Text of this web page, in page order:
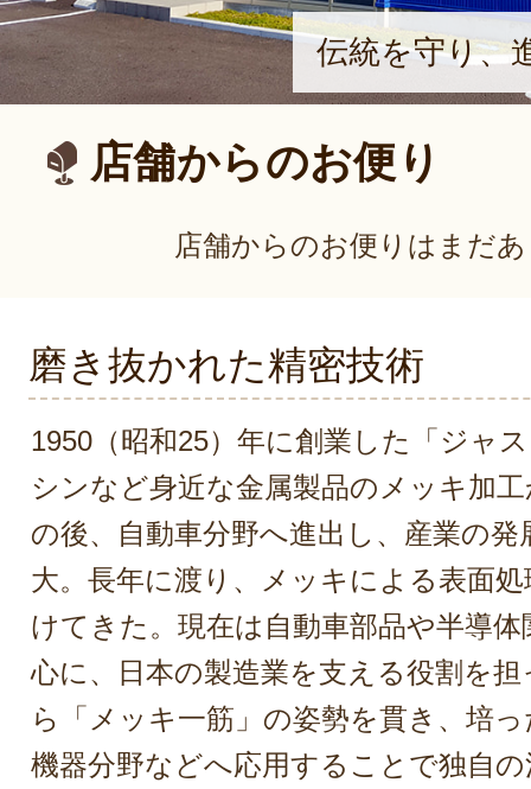
伝統を守り、
店舗からのお便り
店舗からのお便りはまだ
磨き抜かれた精密技術
1950（昭和25）年に創業した「ジャ
シンなど身近な金属製品のメッキ加
の後、自動車分野へ進出し、産業の
大。長年に渡り、メッキによる表面
けてきた。現在は自動車部品や半導
心に、日本の製造業を支える役割を
ら「メッキ一筋」の姿勢を貫き、培
機器分野などへ応用することで独自